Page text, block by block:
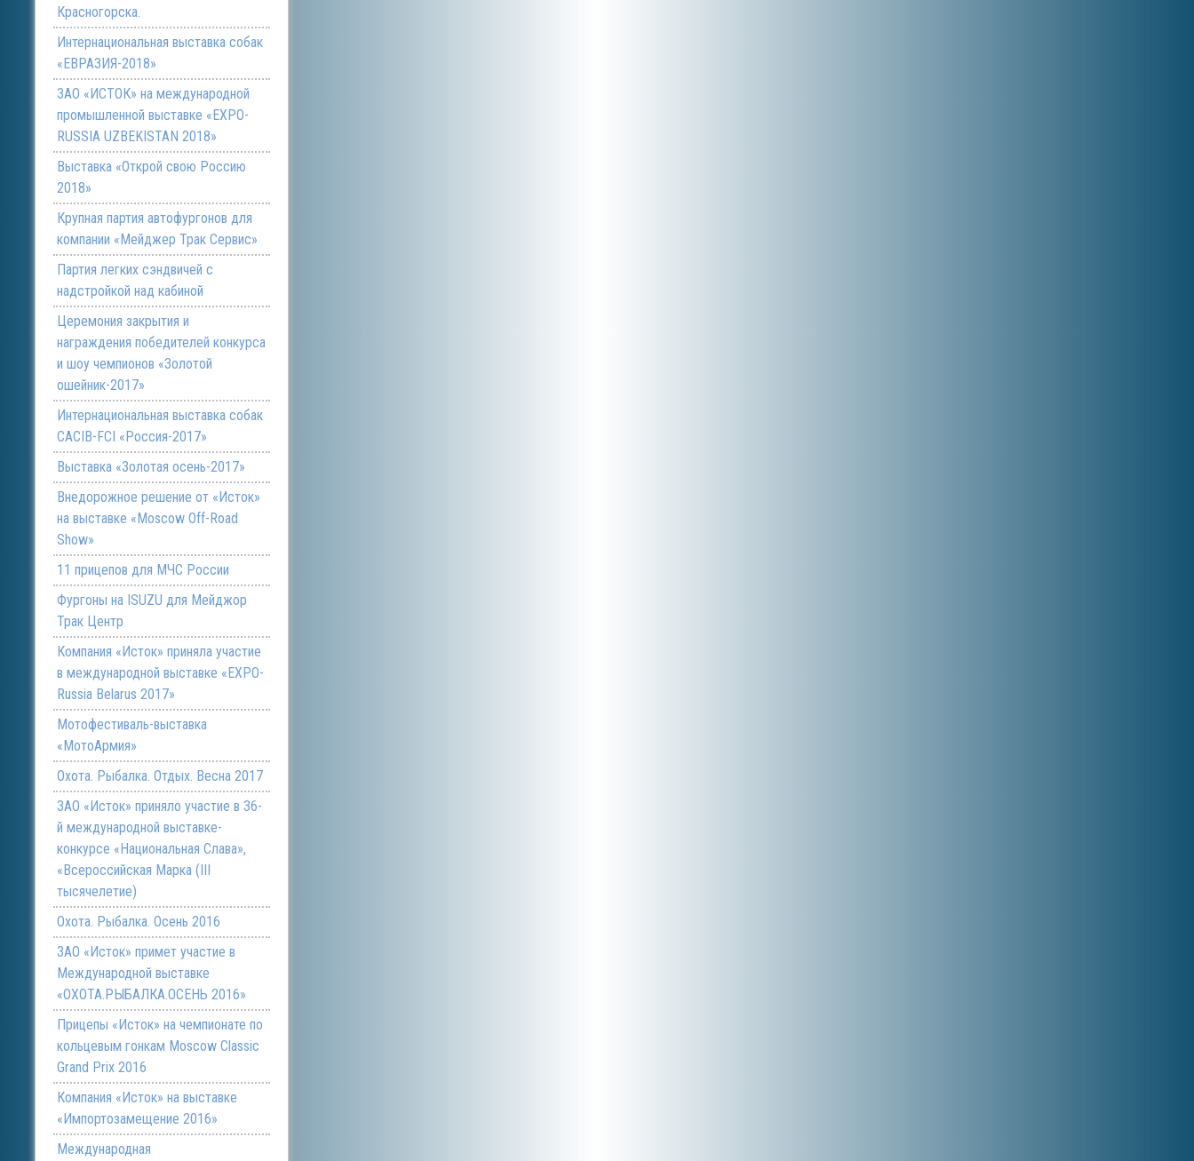
Красногорска.
Интернациональная выставка собак
«ЕВРАЗИЯ-2018»
ЗАО «ИСТОК» на международной
промышленной выставке «EXPO-
RUSSIA UZBEKISTAN 2018»
Выставка «Открой свою Россию
2018»
Крупная партия автофургонов для
компании «Мейджер Трак Сервис»
Партия легких сэндвичей с
надстройкой над кабиной
Церемония закрытия и
награждения победителей конкурса
и шоу чемпионов «Золотой
ошейник-2017»
Интернациональная выставка собак
CACIB-FCI «Россия-2017»
Выставка «Золотая осень-2017»
Внедорожное решение от «Исток»
на выставке «Moscow Off-Road
Show»
11 прицепов для МЧС России
Фургоны на ISUZU для Мейджор
Трак Центр
Компания «Исток» приняла участие
в международной выставке «EXPO-
Russia Belarus 2017»
Мотофестиваль-выставка
«МотоАрмия»
Охота. Рыбалка. Отдых. Весна 2017
ЗАО «Исток» приняло участие в 36-
й международной выставке-
конкурсе «Национальная Слава»,
«Всероссийская Марка (III
тысячелетие)
Охота. Рыбалка. Осень 2016
ЗАО «Исток» примет участие в
Международной выставке
«ОХОТА.РЫБАЛКА.ОСЕНЬ 2016»
Прицепы «Исток» на чемпионате по
кольцевым гонкам Moscow Classic
Grand Prix 2016
Компания «Исток» на выставке
«Импортозамещение 2016»
Международная